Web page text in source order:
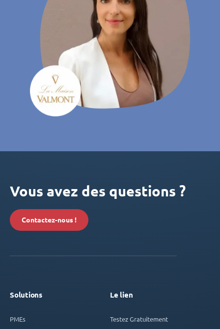
Vous avez des questions ?
Contactez-nous !
Solutions
PMEs
Le lien
Testez Gratuitement